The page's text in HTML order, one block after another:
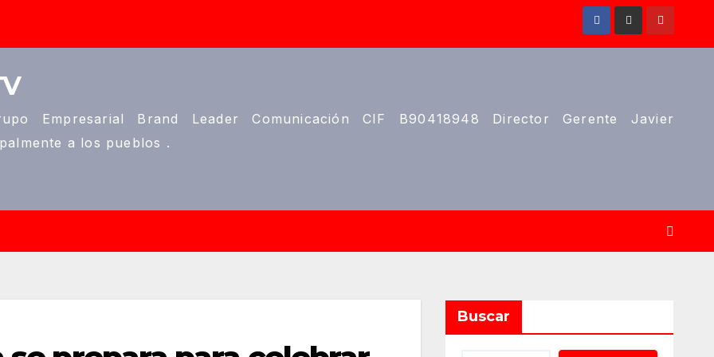
Empresarial Brand Leader Comunicación CIF B90418948 Director Gerente Javier
a los pueblos .
Buscar